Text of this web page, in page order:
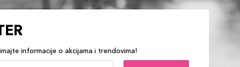
informacije o akcijama i trendovima!